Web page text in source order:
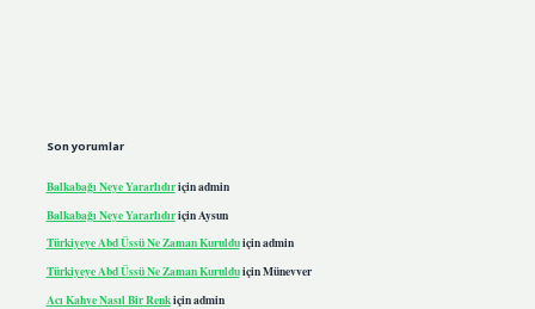
Son yorumlar
Balkabağı Neye Yararlıdıriçinadmin
Balkabağı Neye Yararlıdıriçin Aysun
Türkiyeye Abd Üssü Ne Zaman Kurulduiçinadmin
Türkiyeye Abd Üssü Ne Zaman KurulduiçinMünevver
Acı Kahve Nasıl Bir Renkiçinadmin